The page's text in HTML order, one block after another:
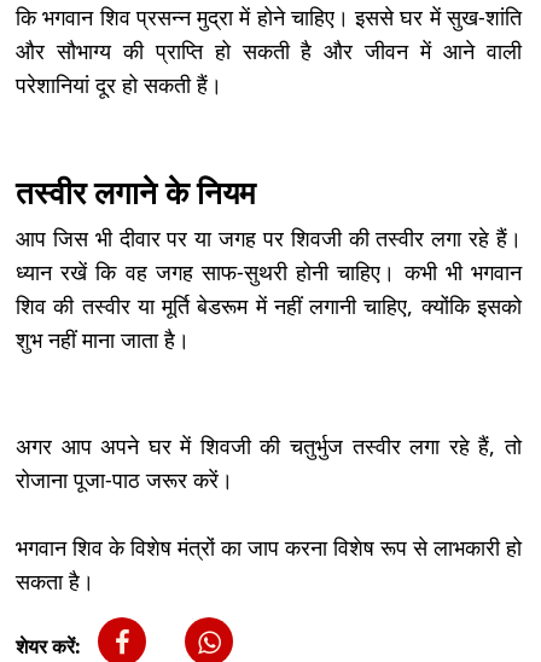
कि भगवान शिव प्रसन्न मुद्रा में होने चाहिए। इससे घर में सुख-शांति
और सौभाग्य की प्राप्ति हो सकती है और जीवन में आने वाली
परेशानियां दूर हो सकती हैं।
तस्वीर लगाने के नियम
आप जिस भी दीवार पर या जगह पर शिवजी की तस्वीर लगा रहे हैं।
ध्यान रखें कि वह जगह साफ-सुथरी होनी चाहिए। कभी भी भगवान
शिव की तस्वीर या मूर्ति बेडरूम में नहीं लगानी चाहिए, क्योंकि इसको
शुभ नहीं माना जाता है।
अगर आप अपने घर में शिवजी की चतुर्भुज तस्वीर लगा रहे हैं, तो
रोजाना पूजा-पाठ जरूर करें।
भगवान शिव के विशेष मंत्रों का जाप करना विशेष रूप से लाभकारी हो
सकता है।
शेयर करें: